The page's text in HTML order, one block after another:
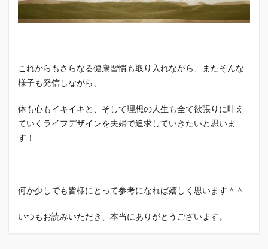
これからもさらなる健康習慣も取り入れながら、またそんな
様子も発信しながら、
体も心もイキイキと、そして理想の人生も全て欲張りに叶え
ていくライフデザインを夫婦で追求していきたいと思いま
す！
何か少しでも皆様にとって参考になれば嬉しく思います＾＾
いつもお読みいただき、本当にありがとうございます。